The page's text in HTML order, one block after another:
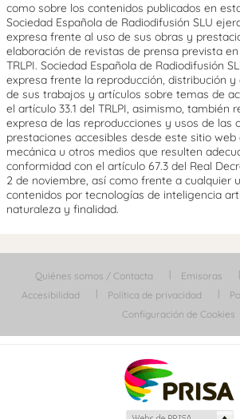
como sobre los contenidos publicados en
Sociedad Española de Radiodifusión SLU
expresa frente al uso de sus obras y
elaboración de revistas de prensa prevista en
TRLPI. Sociedad Española de Radiodifusión
expresa frente la reproducción, distribución
de sus trabajos y artículos sobre temas de
el artículo 33.1 del TRLPI, asimismo, también
expresa de las reproducciones y usos de las
prestaciones accesibles desde este sitio
mecánica u otros medios que resulten
conformidad con el artículo 67.3 del Real
2 de noviembre, así como frente a cualquier
contenidos por tecnologías de inteligencia
naturaleza y finalidad.
Quiénes somos / Contacta Emisoras
Accesibilidad
Política de privacidad
Configuración de Cookies